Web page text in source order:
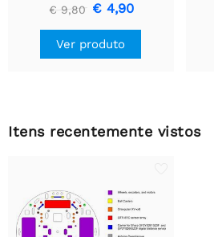
€ 9,80 € 4,90
Ver produto
Itens recentemente vistos